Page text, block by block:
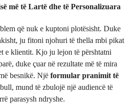
më të Lartë dhe të Personalizuara
që nuk e kuptoni plotësisht. Duke
ju fitoni njohuri të thella mbi pikat
e klientit. Kjo ju lejon të përshtatni
duke çuar në rezultate më të mira
besnikë. Një formular pranimit të
mund të zbulojë një audiencë të
parasysh ndryshe.